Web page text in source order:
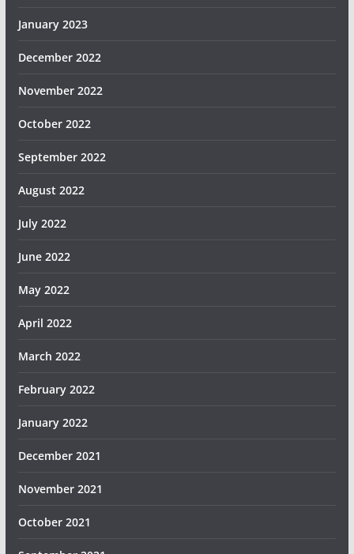
January 2023
December 2022
November 2022
October 2022
September 2022
August 2022
July 2022
June 2022
May 2022
April 2022
March 2022
February 2022
January 2022
December 2021
November 2021
October 2021